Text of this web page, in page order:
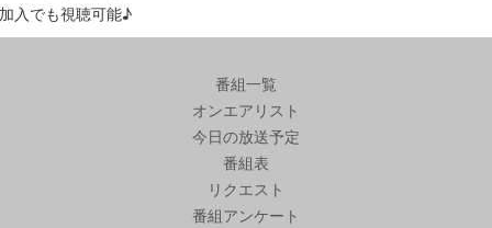
入でも視聴可能♪
番組一覧
オンエアリスト
今日の放送予定
番組表
リクエスト
番組アンケート